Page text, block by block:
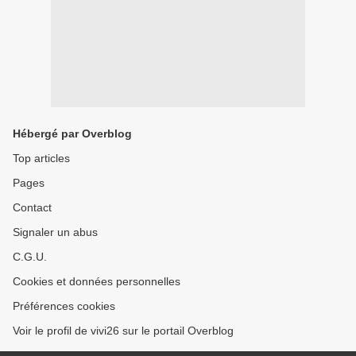
Hébergé par Overblog
Top articles
Pages
Contact
Signaler un abus
C.G.U.
Cookies et données personnelles
Préférences cookies
Voir le profil de vivi26 sur le portail Overblog